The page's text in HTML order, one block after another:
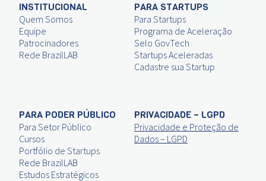
INSTITUCIONAL
Quem Somos
Equipe
Patrocinadores
Rede BrazilLAB
PARA STARTUPS
Para Startups
Programa de Aceleração
Selo GovTech
Startups Aceleradas
Cadastre sua Startup
PARA PODER PÚBLICO
Para Setor Público
Cursos
Portfólio de Startups
Rede BrazilLAB
Estudos Estratégicos
PRIVACIDADE – LGPD
Privacidade e Proteção de
Dados – LGPD